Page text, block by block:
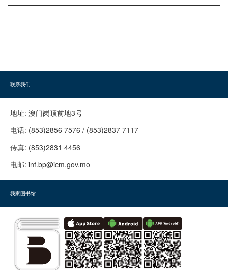
联系我们
地址: 澳门岗顶前地3号
电话: (853)2856 7576 / (853)2837 7117
传真: (853)2831 4456
电邮: inf.bp@icm.gov.mo
我家图书馆